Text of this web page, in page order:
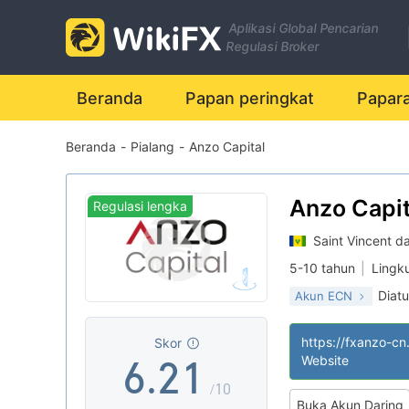
Aplikasi Global Pencarian
Regulasi Broker
Beranda Papan peringkat
Beranda - Pialang - Anzo Capital
Regulasi lengka
Skor
0
1
2
3
4
5
6.
0
1
2
0
1
/10
Anzo
Saint Vincent
5-10 tahun
Akun ECN
Lisensi Penuh
https://fxanzo-
Website
Buka Akun Daring